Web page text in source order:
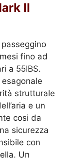
II
fino ad
a 55IBS.
esagonale
strutturale
e un
cosi da
sicurezza
con
Un